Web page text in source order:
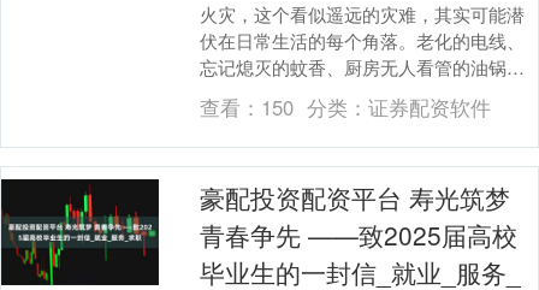
火灾，这个看似遥远的灾难，其实可能潜
伏在日常生活的每个角落。老化的电线、
忘记熄灭的蚊香、厨房无人看管的油锅，
都可能在瞬间点燃熊熊烈火。当火焰吞噬
家园时，除了生命....
查看： 150 分类： 证券配资软件
豪配投资配资平台 寿光筑梦
青春争先 ——致2025届高校
毕业生的一封信_就业_服务_